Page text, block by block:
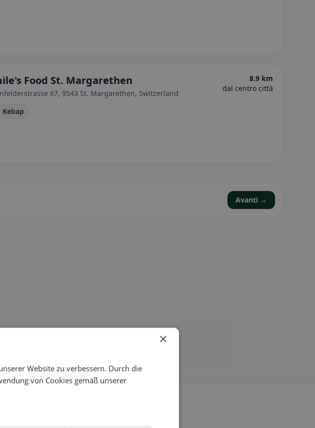
Food St. Margarethen
67, 9543 St. Margarethen, Switzerland
8.9 km
dal centro città
Kebap
Avanti →
×
Website zu verbessern. Durch die
von Cookies gemäß unserer